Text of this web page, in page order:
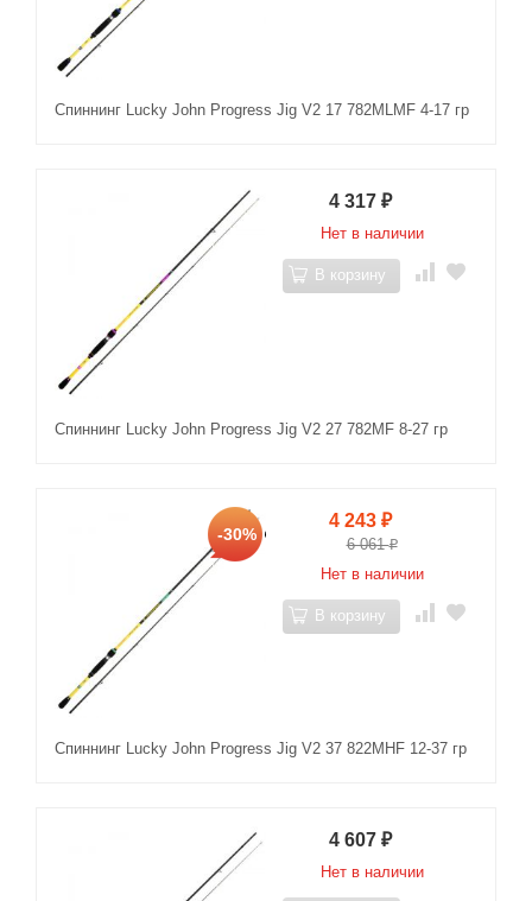
Спиннинг Lucky John Progress Jig V2 17 782MLMF 4-17 гр
Спиннинг Lucky John Progress Jig V2 27 782MF 8-27 гр
4 317 ₽
Нет в наличии
В корзину
-30%
Спиннинг Lucky John Progress Jig V2 37 822MHF 12-37 гр
4 243 ₽
6 061₽
Нет в наличии
В корзину
4 607 ₽
Нет в наличии